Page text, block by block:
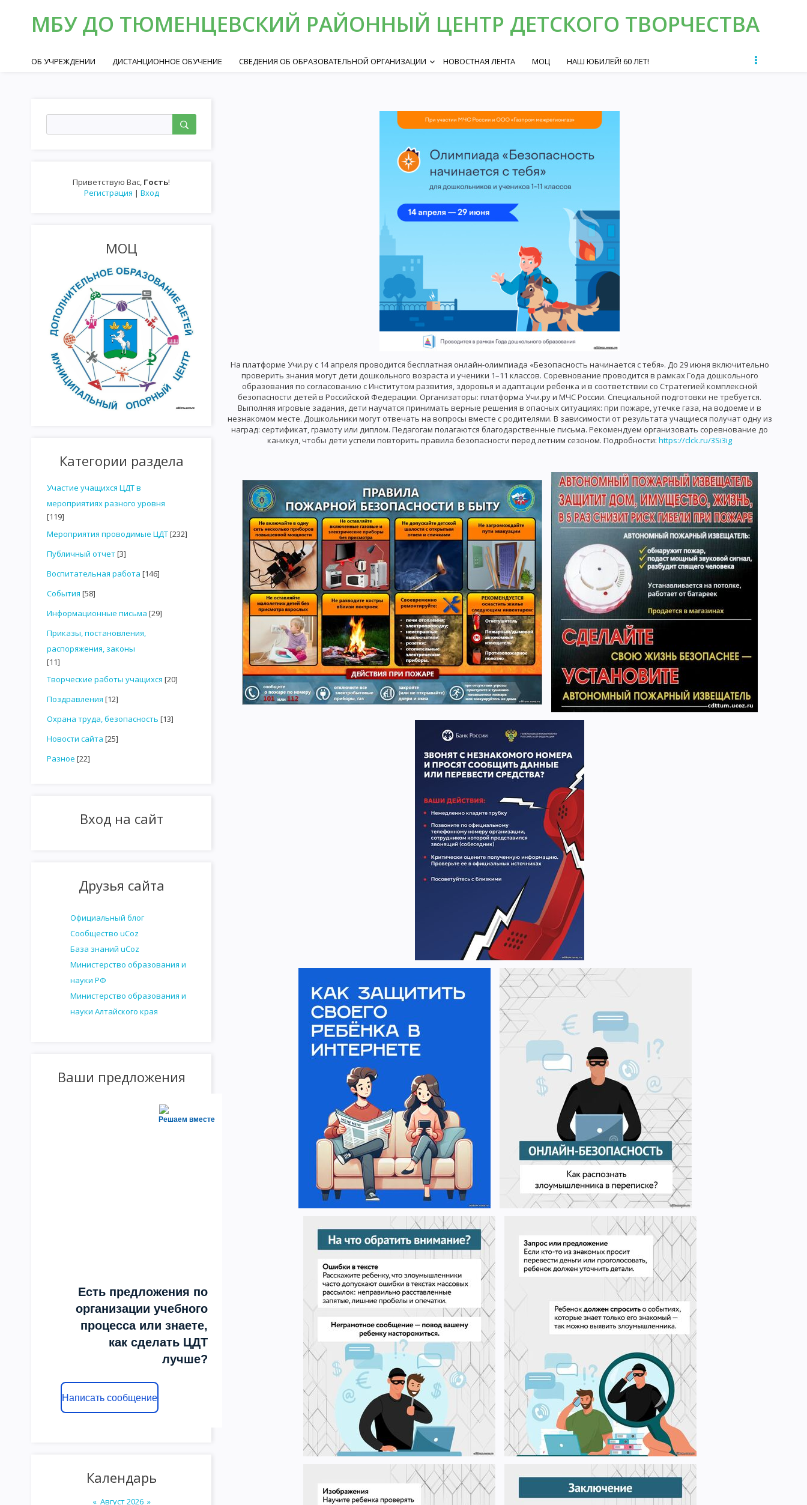
МБУ ДО ТЮМЕНЦЕВСКИЙ РАЙОННЫЙ ЦЕНТР ДЕТСКОГО ТВОРЧЕСТВА
ОБ УЧРЕЖДЕНИИ ДИСТАНЦИОННОЕ ОБУЧЕНИЕ СВЕДЕНИЯ ОБ ОБРАЗОВАТЕЛЬНОЙ ОРГАНИЗАЦИИ keyboard_arrow_down НОВОСТНАЯ ЛЕНТА МОЦ НАШ ЮБИЛЕЙ! 60 ЛЕТ!
Приветствую Вас, Гость!
Регистрация | Вход
МОЦ
Категории раздела
Участие учащихся ЦДТ в
мероприятиях разного уровня
[119]
Мероприятия проводимые ЦДТ[232]
Публичный отчет[3]
Воспитательная работа [146]
События [58]
Информационные письма [29]
Приказы, постановления,
распоряжения, законы
[11]
Творческие работы учащихся [20]
Поздравления [12]
Охрана труда, безопасность [13]
Новости сайта [25]
Разное [22]
Вход на сайт
Друзья сайта
Официальный блог
Сообщество uCoz
База знаний uCoz
Министерство образования и
науки РФ
Министерство образования и
науки Алтайского края
Ваши предложения
Решаем вместе
Есть предложения по
организации учебного
процесса или знаете,
как сделать ЦДТ
лучше?
Написать сообщение
Календарь
« Август 2026 »
На платформе Учи.ру с 14 апреля проводится бесплатная онлайн-олимпиада «Безопасность начинается с тебя». До 29 июня включительно
проверить знания могут дети дошкольного возраста и ученики 1–11 классов. Соревнование проводится в рамках Года дошкольного
образования по согласованию с Институтом развития, здоровья и адаптации ребенка и в соответствии со Стратегией комплексной
безопасности детей в Российской Федерации. Организаторы: платформа Учи.ру и МЧС России. Специальной подготовки не требуется.
Выполняя игровые задания, дети научатся принимать верные решения в опасных ситуациях: при пожаре, утечке газа, на водоеме и в
незнакомом месте. Дошкольники могут отвечать на вопросы вместе с родителями. В зависимости от результата учащиеся получат одну из
наград: сертификат, грамоту или диплом. Педагогам полагаются благодарственные письма. Рекомендуем организовать соревнование до
каникул, чтобы дети успели повторить правила безопасности перед летним сезоном. Подробности: https://clck.ru/3Si3ig